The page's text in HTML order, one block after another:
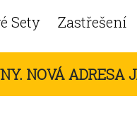
Sety Zastřešení
NOVÁ ADRESA